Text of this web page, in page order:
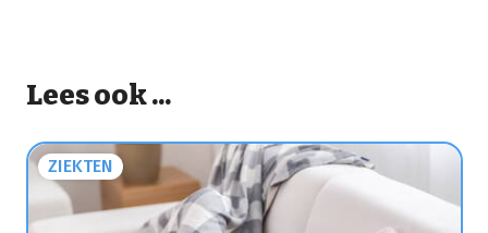
Lees ook ...
ZIEKTEN